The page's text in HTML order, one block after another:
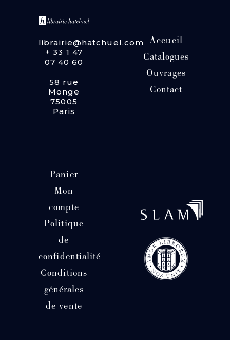
librairie@hatchuel.com
+ 33 1 47
07 40 60
58 rue
Monge
75005
Paris
Accueil
Catalogues
Ouvrages
Contact
Panier
Mon
compte
Politique
de
confidentialité
Conditions
générales
de vente